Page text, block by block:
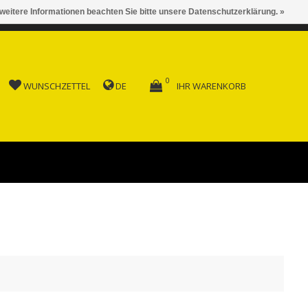
AB FR. 150.00
WUNSCHZETTEL DE IHR WARENKORB
0
Informationen beachten Sie bitte unsere Datenschutzerklärung. »